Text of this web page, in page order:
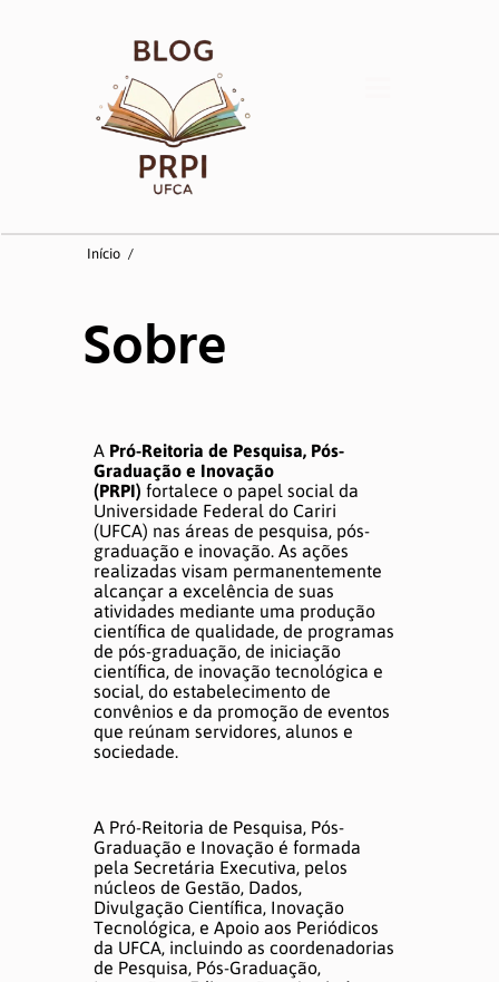
Pesquisa
Inovação
Editoração e Apoio à Publicação
Núcleos
Gestão
Dados
Inovação Tecnológica
Apoio aos Periódicos
Sobre
Início /
Sobre
A Pró-Reitoria de Pesquisa, Pós-
Graduação e Inovação
(PRPI) fortalece o papel social da
Universidade Federal do Cariri
(UFCA) nas áreas de pesquisa, pós-
graduação e inovação. As ações
realizadas visam permanentemente
alcançar a excelência de suas
atividades mediante uma produção
científica de qualidade, de programas
de pós-graduação, de iniciação
científica, de inovação tecnológica e
social, do estabelecimento de
convênios e da promoção de eventos
que reúnam servidores, alunos e
sociedade.
A Pró-Reitoria de Pesquisa, Pós-
Graduação e Inovação é formada
pela Secretária Executiva, pelos
núcleos de Gestão, Dados,
Divulgação Científica, Inovação
Tecnológica, e Apoio aos Periódicos
da UFCA, incluindo as coordenadorias
de Pesquisa, Pós-Graduação,